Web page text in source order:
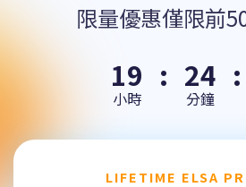
限量優惠僅限前
19
小時
: 24
分鐘
:
LIFETIME ELSA